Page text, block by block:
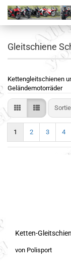
Gleitschiene
Kettengleitschienen
Geländemotorräder
1 2 3 4
Ketten-
von Polisport